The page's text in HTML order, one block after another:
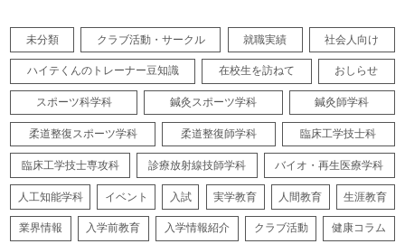
未分類 クラブ活動・サークル 就職実績 社会人向け
ハイテくんのトレーナー豆知識 在校生を訪ねて おしらせ
スポーツ科学科 鍼灸スポーツ学科 鍼灸師学科
柔道整復スポーツ学科 柔道整復師学科 臨床工学技士科
臨床工学技士専攻科 診療放射線技師学科 バイオ・再生医療学科
人工知能学科 イベント 入試 実学教育 人間教育 生涯教育
業界情報 入学前教育 入学情報紹介 クラブ活動 健康コラム